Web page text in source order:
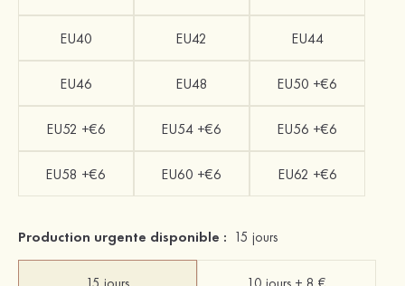
EU40 EU42 EU44
EU46 EU48 EU50 +€6
EU52 +€6 EU54 +€6 EU56 +€6
EU58 +€6 EU60 +€6 EU62 +€6
Production urgente disponible : 15 jours